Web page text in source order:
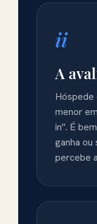
ii
A
Hóspede
menor
in". É
ganha
percebe